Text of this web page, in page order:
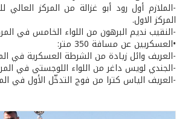
-الملازم أول رود أبو غزالة من المركز
المركز الاول.
-النقيب نديم البرهون من اللواء الخامس في
•العسكريين عن مسافة 350 متر:
-العريف وائل زيادة من الشرطة العسكرية في
-الجندي لويس داغر من اللواء اللوجستي في
-العريف الياس كترا من فوج التدخّل الأول في